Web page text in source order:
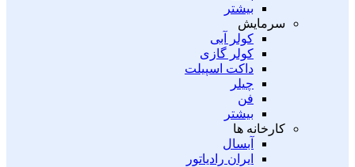
بیشتر
سرمایش
کولر آبی
کولر گازی
داکت اسپیلت
چیلر
فن
بیشتر
کارخانه ها
آبسال
ایران رادیاتور